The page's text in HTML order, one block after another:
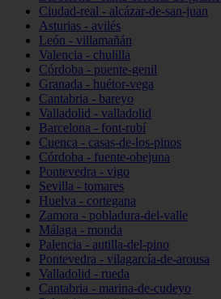
Ciudad-real - alcázar-de-san-juan
Asturias - avilés
León - villamañán
Valencia - chulilla
Córdoba - puente-genil
Granada - huétor-vega
Cantabria - bareyo
Valladolid - valladolid
Barcelona - font-rubí
Cuenca - casas-de-los-pinos
Córdoba - fuente-obejuna
Pontevedra - vigo
Sevilla - tomares
Huelva - cortegana
Zamora - pobladura-del-valle
Málaga - monda
Palencia - autilla-del-pino
Pontevedra - vilagarcía-de-arousa
Valladolid - rueda
Cantabria - marina-de-cudeyo